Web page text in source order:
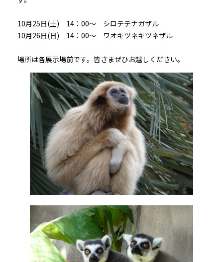
10月25日(土) 14：00～ シロテテナガザル
10月26日(日) 14：00～ ワオキツネキツネザル
場所は各展示場前です。皆さまぜひお越しください。